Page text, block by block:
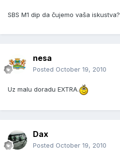
SBS M1 dip da čujemo vaša iskustva?
nesa
Posted October 19, 2010
Uz malu doradu EXTRA.
Dax
Posted October 19, 2010